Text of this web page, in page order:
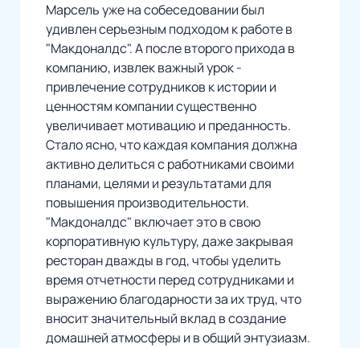
Марсель уже на собеседовании был
удивлен серьезным подходом к работе в
"Макдоналдс". А после второго прихода в
компанию, извлек важный урок -
привлечение сотрудников к истории и
ценностям компании существенно
увеличивает мотивацию и преданность.
Стало ясно, что каждая компания должна
активно делиться с работниками своими
планами, целями и результатами для
повышения производительности.
"Макдоналдс" включает это в свою
корпоративную культуру, даже закрывая
ресторан дважды в год, чтобы уделить
время отчетности перед сотрудниками и
выражению благодарности за их труд, что
вносит значительный вклад в создание
домашней атмосферы и в общий энтузиазм.